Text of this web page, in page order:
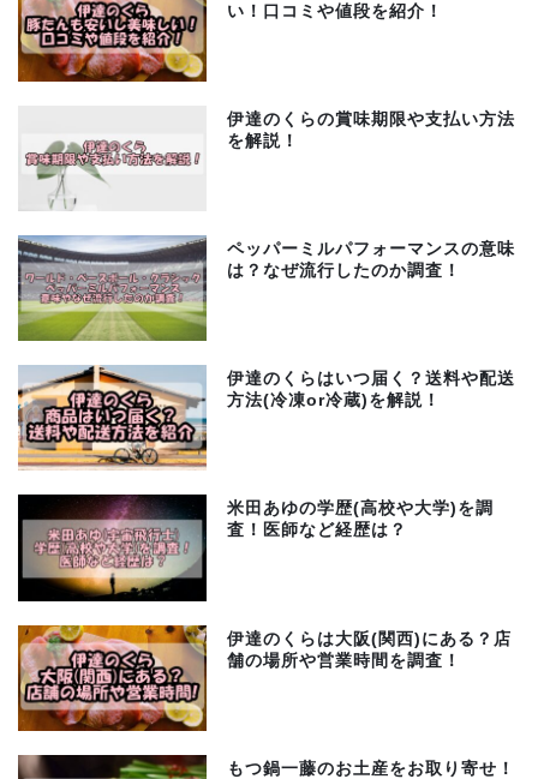
い！口コミや値段を紹介！
伊達のくらの賞味期限や支払い方法
を解説！
ペッパーミルパフォーマンスの意味
は？なぜ流行したのか調査！
伊達のくらはいつ届く？送料や配送
方法(冷凍or冷蔵)を解説！
米田あゆの学歴(高校や大学)を調
査！医師など経歴は？
伊達のくらは大阪(関西)にある？店
舗の場所や営業時間を調査！
もつ鍋一藤のお土産をお取り寄せ！